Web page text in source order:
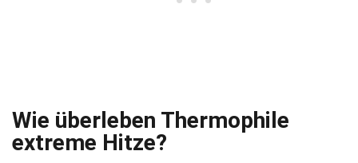
Wie überleben Thermophile
extreme Hitze?